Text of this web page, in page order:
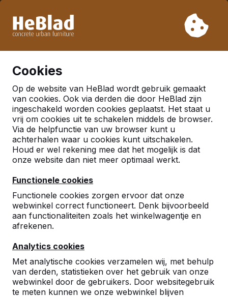
week 33. Houdt u daarom rekening met langere levertijden.
Cookies
Op de website van HeBlad wordt gebruik gemaakt
van cookies. Ook via derden die door HeBlad zijn
ingeschakeld worden cookies geplaatst. Het staat u
vrij om cookies uit te schakelen middels de browser.
Via de helpfunctie van uw browser kunt u
achterhalen waar u cookies kunt uitschakelen.
Houd er wel rekening mee dat het mogelijk is dat
onze website dan niet meer optimaal werkt.
Functionele cookies
Functionele cookies zorgen ervoor dat onze
webwinkel correct functioneert. Denk bijvoorbeeld
aan functionaliteiten zoals het winkelwagentje en
afrekenen.
Analytics cookies
Met analytische cookies verzamelen wij, met behulp
van derden, statistieken over het gebruik van onze
webwinkel door de gebruikers. Door websitegebruik
te meten kunnen we onze webwinkel blijven
Al meer dan 30.000 producten verkocht